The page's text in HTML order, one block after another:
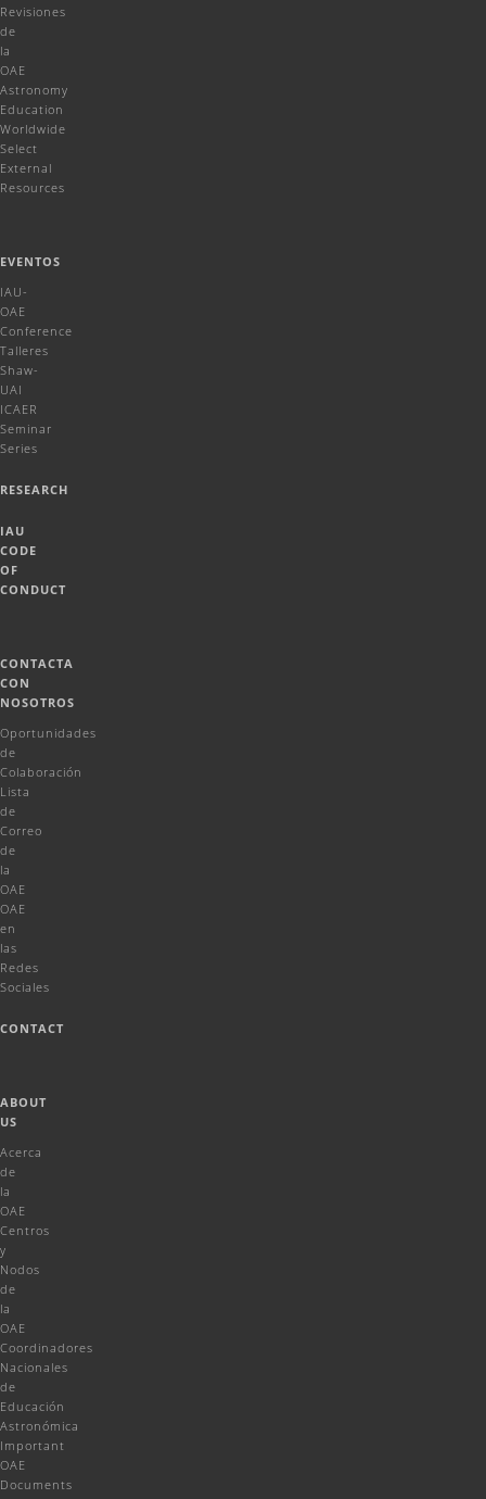
Revisiones
de
la
OAE
Astronomy
Education
Worldwide
Select
External
Resources
EVENTOS
IAU-
OAE
Conference
Talleres
Shaw-
UAI
ICAER
Seminar
Series
RESEARCH
IAU
CODE
OF
CONDUCT
CONTACTA
CON
NOSOTROS
Oportunidades
de
Colaboración
Lista
de
Correo
de
la
OAE
OAE
en
las
Redes
Sociales
CONTACT
ABOUT
US
Acerca
de
la
OAE
Centros
y
Nodos
de
la
OAE
Coordinadores
Nacionales
de
Educación
Astronómica
Important
OAE
Documents